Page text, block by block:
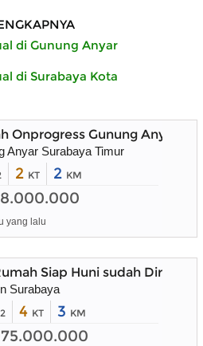
di Gunung Anyar
di Surabaya Kota
Onprogress Gunung Anyar
Anyar Surabaya Timur
2 KT 2 KM
yang lalu
Siap Huni sudah
Surabaya
4 KT 3 KM